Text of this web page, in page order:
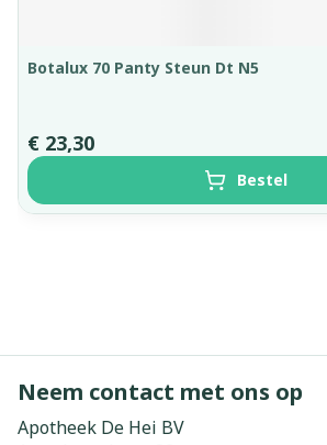
Botalux 70 Panty Steun Dt N5
€ 23,30
Bestel
Neem contact met ons op
Apotheek De Hei BV